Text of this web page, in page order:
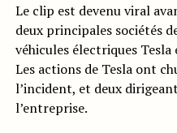
Le clip est devenu viral
deux principales sociétés
véhicules électriques
Les actions de Tesla ont
l’incident, et deux
l’entreprise.